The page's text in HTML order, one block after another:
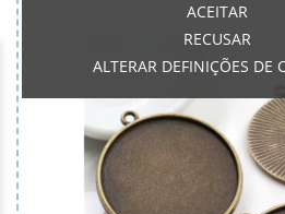
ACEITAR
RECUSAR
ALTERAR DEFINIÇÕES DE